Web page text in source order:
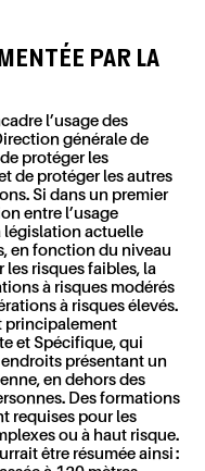
PAR LA
l’usage des
générale de
protéger les
de protéger les autres
Si dans un premier
entre l’usage
législation actuelle
en fonction du niveau
les risques faibles, la
à risques modérés
à risques élevés.
principalement
et Spécifique, qui
présentant un
en dehors des
Des formations
requises pour les
ou à haut risque.
être résumée ainsi :